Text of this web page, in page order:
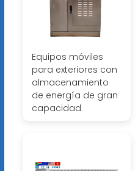
Equipos móviles
para exteriores con
almacenamiento
de energía de gran
capacidad